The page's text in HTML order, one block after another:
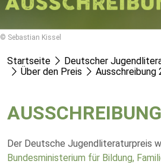
© Sebastian Kissel
Startseite
Deutscher
Über den Preis
Ausschreibung
Der Deutsche Jugendliteraturpreis
Bundesministerium für Bildung,